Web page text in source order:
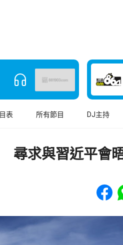
表 所有節目 DJ主持
尋求與習近平會
Share